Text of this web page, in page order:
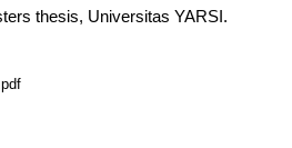
thesis, Universitas YARSI.